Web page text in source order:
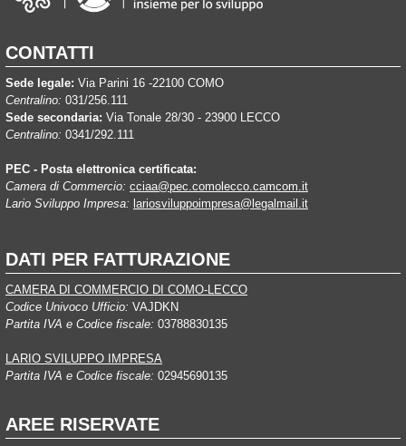
CONTATTI
Sede legale: Via Parini 16 -22100 COMO
Centralino: 031/256.111
Sede secondaria: Via Tonale 28/30 - 23900 LECCO
Centralino: 0341/292.111
PEC - Posta elettronica certificata:
Camera di Commercio: cciaa@pec.comolecco.camcom.it
Lario Sviluppo Impresa: lariosviluppoimpresa@legalmail.it
DATI PER FATTURAZIONE
CAMERA DI COMMERCIO DI COMO-LECCO
Codice Univoco Ufficio: VAJDKN
Partita IVA e Codice fiscale: 03788830135
LARIO SVILUPPO IMPRESA
Partita IVA e Codice fiscale: 02945690135
AREE RISERVATE